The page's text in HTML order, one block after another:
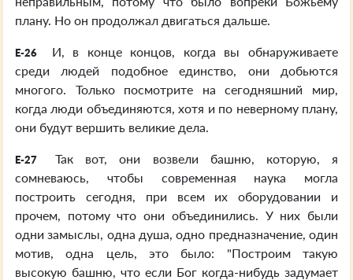
плану. Но он продолжал двигаться дальше.
E-26
И, в конце концов, когда вы обнаруживаете
среди людей подобное единство, они добьются
многого. Только посмотрите на сегодняшний мир,
когда люди объединяются, хотя и по неверному плану,
они будут вершить великие дела.
E-27
Так вот, они возвели башню, которую, я
сомневаюсь, чтобы современная наука могла
построить сегодня, при всем их оборудовании и
прочем, потому что они объединились. У них были
одни замыслы, одна душа, одно предназначение, один
мотив, одна цель, это было: "Построим такую
высокую башню, что если Бог когда-нибудь задумает